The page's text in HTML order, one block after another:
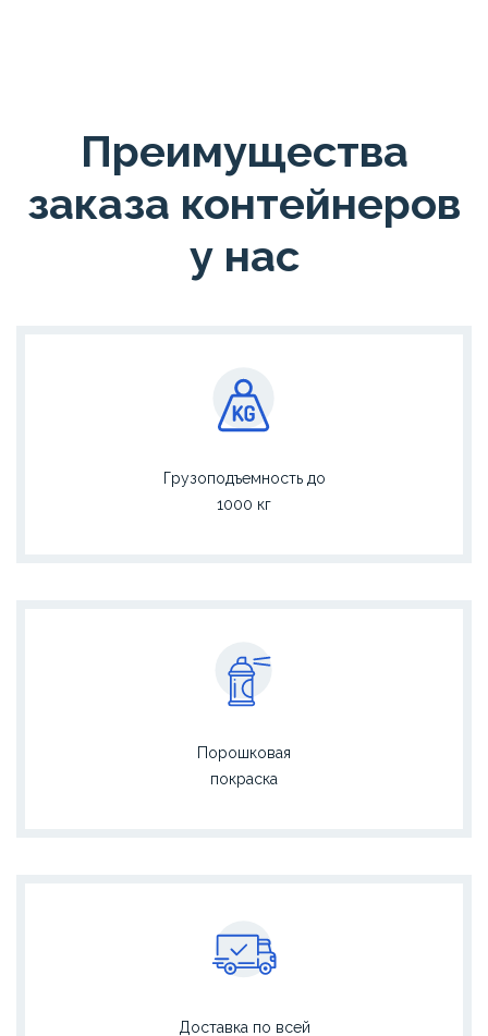
Преимущества
заказа контейнеров
у нас
Грузоподъемность до
1000 кг
Порошковая
покраска
Доставка по всей